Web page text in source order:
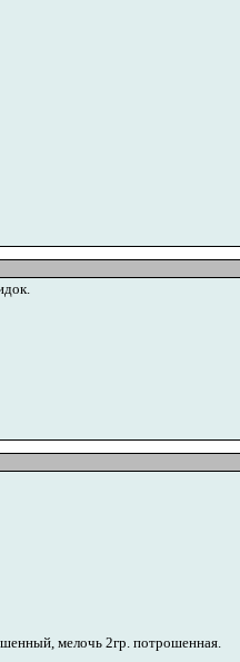
мелочь 2гр. потрошенная.